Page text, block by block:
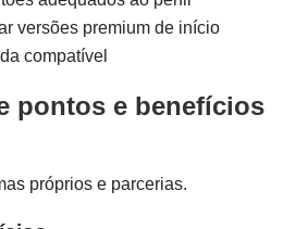
versões premium de início
compatível
pontos e benefícios
próprios e parcerias.